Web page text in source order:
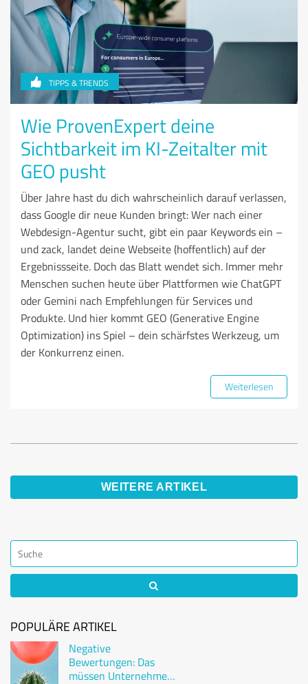
TIPPS & TRENDS
Wie ProvenExpert deine
Sichtbarkeit im KI-Zeitalter mit
GEO pusht
Über Jahre hast du dich wahrscheinlich darauf verlassen,
dass Google dir neue Kunden bringt: Wer nach einer
Webdesign-Agentur sucht, gibt ein paar Keywords ein –
und zack, landet deine Webseite (hoffentlich) auf der
Ergebnissseite. Doch das Blatt wendet sich. Immer mehr
Menschen suchen heute über Plattformen wie ChatGPT
oder Gemini nach Empfehlungen für Services und
Produkte. Und hier kommt GEO (Generative Engine
Optimization) ins Spiel – dein schärfstes Werkzeug, um
der Konkurrenz einen.
Weiterlesen
WEITERE ARTIKEL
POPULÄRE ARTIKEL
Negative
Bewertungen: Das
müssen Unternehmen